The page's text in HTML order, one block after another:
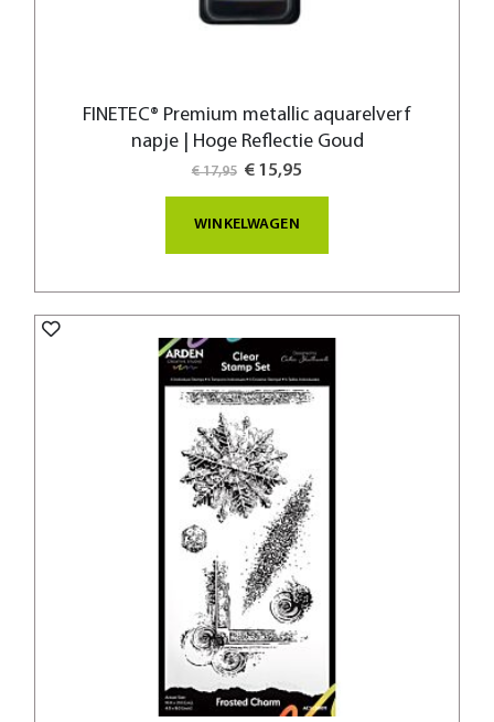
FINETEC® Premium metallic aquarelverf
napje | Hoge Reflectie Goud
€ 17,95
Special
€ 15,95
WINKELWAGEN